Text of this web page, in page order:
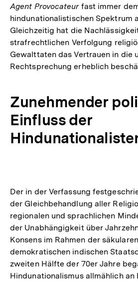
Agent Provocateurfast immer
hindunationalistischen Spektrum
Gleichzeitig hat die
strafrechtlichen Verfolgung
Gewalttaten das Vertrauen in die
Rechtsprechung erheblich
Zunehmender
Einfluss der
Der in der Verfassung
der Gleichbehandlung aller
regionalen und sprachlichen
der Unabhängigkeit über
Konsens im Rahmen der
demokratischen indischen
zweiten Hälfte der 70er Jahre
Hindunationalismus allmählich an